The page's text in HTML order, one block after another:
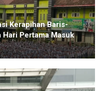
Kerapihan Baris-
Hari Pertama Masuk